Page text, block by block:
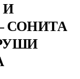
И
СОНИТА